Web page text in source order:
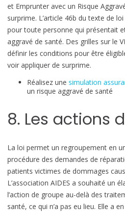
et Emprunter avec un Risque
surprime. L’article 46b du texte de
pour toute personne qui présentait
aggravé de santé. Des grilles sur le
définir les conditions pour être
voir appliquer de surprime.
Réalisez une simulation
un risque aggravé de santé
8. Les actions
La loi permet un regroupement en
procédure des demandes de
patients victimes de dommages
L’association AIDES a souhaité un
l’action de groupe au-delà des
santé, ce qui n’a pas eu lieu. Elle a